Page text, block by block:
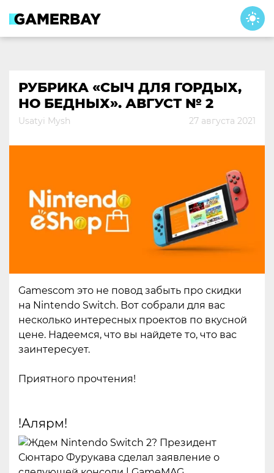
content
РУБРИКА «СЫЧ ДЛЯ ГОРДЫХ,
НО БЕДНЫХ». АВГУСТ № 2
Usatyi Mysh 27 августа 2021
Gamescom это не повод забыть про скидки
на Nintendo Switch. Вот собрали для вас
несколько интересных проектов по вкусной
цене. Надеемся, что вы найдете то, что вас
заинтересует.
Приятного прочтения!
!Алярм!